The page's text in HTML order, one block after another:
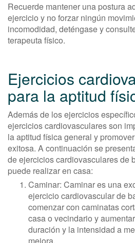
Recuerde mantener una postura
ejercicio y no forzar ningún
incomodidad, deténgase y
terapeuta físico.
Ejercicios
para la aptitud
Además de los ejercicios
ejercicios cardiovasculares son
la aptitud física general y
exitosa. A continuación se
de ejercicios cardiovasculares de
puede realizar en casa:
Caminar: Caminar es una
ejercicio cardiovascular de
comenzar con caminatas
casa o vecindario y
duración y la intensidad a